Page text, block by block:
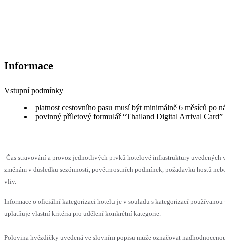
Informace
Vstupní podmínky
platnost cestovního pasu musí být minimálně 6 měsíců po
povinný příletový formulář “Thailand Digital Arrival Card”
Čas stravování a provoz jednotlivých prvků hotelové infrastruktury uvedených
změnám v důsledku sezónnosti, povětrnostních podmínek, požadavků hostů
vliv.
Informace o oficiální kategorizaci hotelu je v souladu s kategorizací používanou
uplatňuje vlastní kritéria pro udělení konkrétní kategorie.
Polovina hvězdičky uvedená ve slovním popisu může označovat